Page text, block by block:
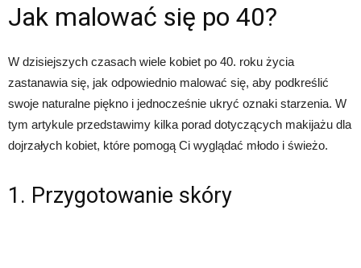
Jak malować się po 40?
W dzisiejszych czasach wiele kobiet po 40. roku życia
zastanawia się, jak odpowiednio malować się, aby podkreślić
swoje naturalne piękno i jednocześnie ukryć oznaki starzenia. W
tym artykule przedstawimy kilka porad dotyczących makijażu dla
dojrzałych kobiet, które pomogą Ci wyglądać młodo i świeżo.
1. Przygotowanie skóry